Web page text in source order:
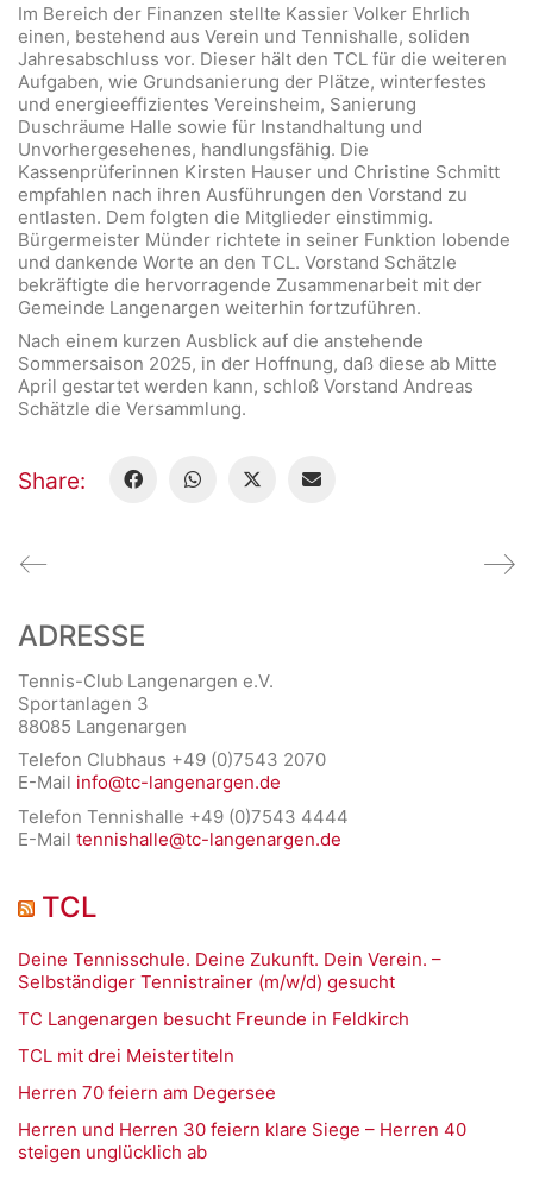
Im Bereich der Finanzen stellte Kassier Volker Ehrlich
einen, bestehend aus Verein und Tennishalle, soliden
Jahresabschluss vor. Dieser hält den TCL für die weiteren
Aufgaben, wie Grundsanierung der Plätze, winterfestes
und energieeffizientes Vereinsheim, Sanierung
Duschräume Halle sowie für Instandhaltung und
Unvorhergesehenes, handlungsfähig. Die
Kassenprüferinnen Kirsten Hauser und Christine Schmitt
empfahlen nach ihren Ausführungen den Vorstand zu
entlasten. Dem folgten die Mitglieder einstimmig.
Bürgermeister Münder richtete in seiner Funktion lobende
und dankende Worte an den TCL. Vorstand Schätzle
bekräftigte die hervorragende Zusammenarbeit mit der
Gemeinde Langenargen weiterhin fortzuführen.
Nach einem kurzen Ausblick auf die anstehende
Sommersaison 2025, in der Hoffnung, daß diese ab Mitte
April gestartet werden kann, schloß Vorstand Andreas
Schätzle die Versammlung.
Share:
ADRESSE
Tennis-Club Langenargen e.V.
Sportanlagen 3
88085 Langenargen
Telefon Clubhaus +49 (0)7543 2070
E-Mail info@tc-langenargen.de
Telefon Tennishalle +49 (0)7543 4444
E-Mail tennishalle@tc-langenargen.de
TCL
Deine Tennisschule. Deine Zukunft. Dein Verein. –
Selbständiger Tennistrainer (m/w/d) gesucht
TC Langenargen besucht Freunde in Feldkirch
TCL mit drei Meistertiteln
Herren 70 feiern am Degersee
Herren und Herren 30 feiern klare Siege – Herren 40
steigen unglücklich ab